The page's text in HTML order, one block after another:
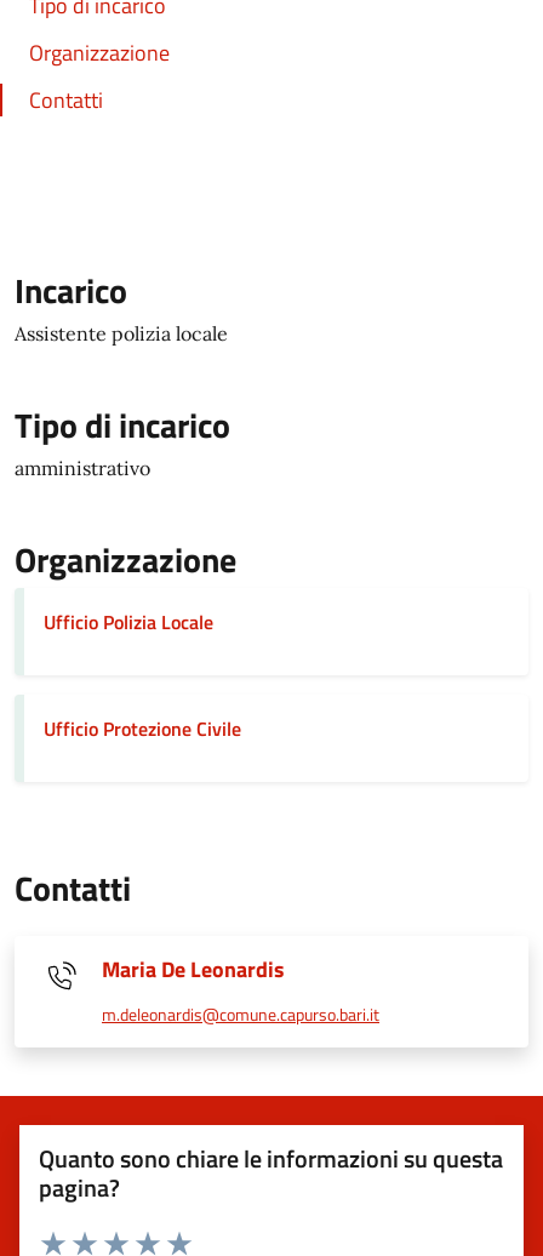
Organizzazione
Contatti
Incarico
Assistente polizia locale
Tipo di incarico
amministrativo
Organizzazione
Ufficio Polizia Locale
Ufficio Protezione Civile
Contatti
Maria De Leonardis
m.deleonardis@comune.capurso.bari.it
Quanto sono chiare le informazioni su questa
pagina?